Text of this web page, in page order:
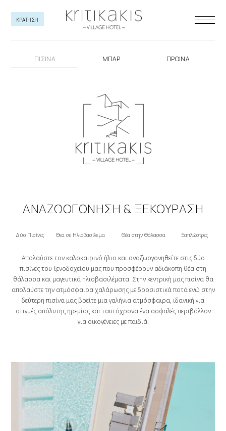
ΚΡΑΤΗΣΗ
ΠΙΣΙΝΑ ΜΠΑΡ ΠΡΩΙΝΑ
ΑΝΑΖΩΟΓΟΝΗΣΗ & ΞΕΚΟΥΡΑΣΗ
Δύο Πισίνες Θεα σε Ηλιοβασίλεμα Θέα στην Θάλασσα Ξαπλώστρες
Απολαύστε τον καλοκαιρινό ήλιο και αναζωογονηθείτε στις δύο
πισίνες του ξενοδοχείου μας που προσφέρουν αδιάκοπη θέα στη
θάλασσα και μαγευτικά ηλιοβασιλέματα. Στην κεντρική μας πισίνα θα
απολαύστε την ατμόσφαιρα χαλάρωσης με δροσιστικά ποτά ενώ στην
δεύτερη πισίνα μας βρείτε μια γαλήνια ατμόσφαιρα, ιδανική για
στιγμές απόλυτης ηρεμίας και ταυτόχρονα ένα ασφαλές περιβάλλον
για οικογένειες με παιδιά.